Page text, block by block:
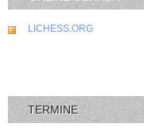
LICHESS.ORG
TERMINE